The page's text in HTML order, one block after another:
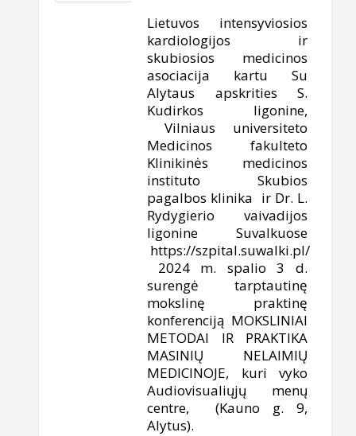
Lietuvos intensyviosios
kardiologijos ir
skubiosios medicinos
asociacija kartu Su
Alytaus apskrities S.
Kudirkos ligonine,
Vilniaus universiteto
Medicinos fakulteto
Klinikinės medicinos
instituto Skubios
pagalbos klinika ir Dr. L.
Rydygierio vaivadijos
ligonine Suvalkuose
https://szpital.suwalki.pl/
2024 m. spalio 3 d.
surengė tarptautinę
mokslinę praktinę
konferenciją MOKSLINIAI
METODAI IR PRAKTIKA
MASINIŲ NELAIMIŲ
MEDICINOJE, kuri vyko
Audiovisualiųjų menų
centre, (Kauno g. 9,
Alytus).